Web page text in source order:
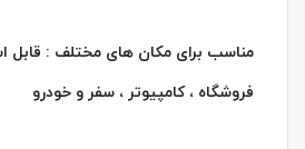
مناسب برای مکان‌ های مختلف : قابل
فروشگاه ، کامپیوتر ، سفر و خودرو